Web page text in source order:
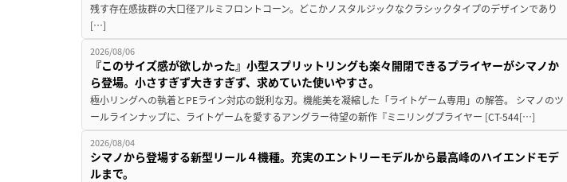
残す存在感抜群の大口径アルミフロントコーン。どこかノスタルジックなクラシックタイプのデザインであり
[…]
2026/08/06
『このサイズ感が欲しかった』小型スプリットリングも楽々開閉できるプライヤーがシマノか
ら登場。小さすぎず大きすぎず、求めていた使いやすさ。
極小リングへの執着とPEライン対応の鋭利な刃。機能美を凝縮した「ライトゲーム専用」の解答。 シマノのツ
ールラインナップに、ライトゲームを愛するアングラー待望の新作『ミニリングプライヤー [CT-544[…]
2026/08/04
シマノから登場する新型リール４機種。充実のエントリーモデルから最高峰のハイエンドモデ
ルまで。